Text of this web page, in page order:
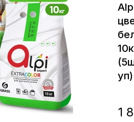
уп)
1